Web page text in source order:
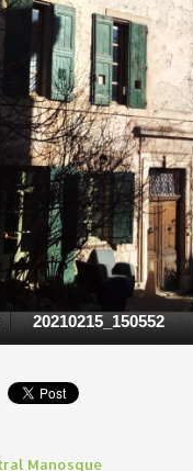
20210215_150552
Manosque